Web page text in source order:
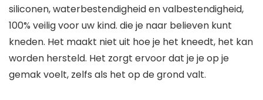
siliconen, waterbestendigheid en valbestendigheid,
100% veilig voor uw kind. die je naar believen kunt
kneden. Het maakt niet uit hoe je het kneedt, het kan
worden hersteld. Het zorgt ervoor dat je je op je
gemak voelt, zelfs als het op de grond valt.